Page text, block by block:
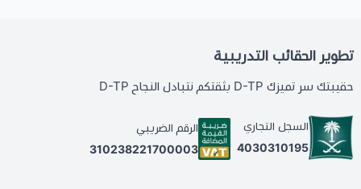
تطوير الحقائب التدريبية
حقيبتك سر تميزك D-TP بثقتكم نتبادل النجاح D-TP
السجل التجاري
4030310195
الرقم الضريبي
310238221700003